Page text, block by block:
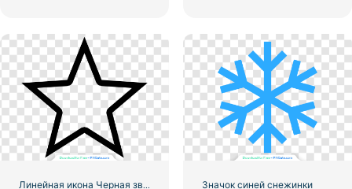
Линейная икона Черная звезда Значок синей снежинки